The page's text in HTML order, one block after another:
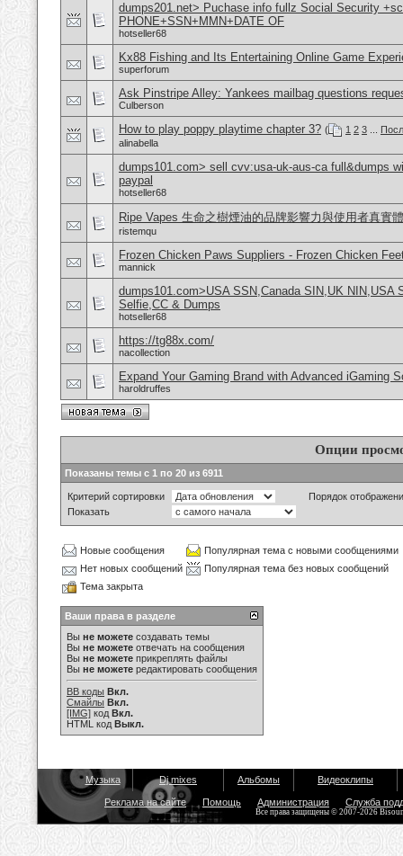
dumps201.net> Puchase info fullz Social Security
PHONE+SSN+MMN+DATE OF
hotseller68
Kx88 Fishing and Its Entertaining Online Game
superforum
Ask Pinstripe Alley: Yankees mailbag questions
Culberson
How to play poppy playtime chapter 3? ( 1 2 3
alinabella
dumps101.com> sell cvv:usa-uk-aus-ca full&dumps
paypal
hotseller68
Ripe Vapes 生命之樹煙油的品牌影響力與使用者真實
ristemqu
Frozen Chicken Paws Suppliers - Frozen Chicken
mannick
dumps101.com>USA SSN,Canada SIN,UK NIN,USA
Selfie,CC & Dumps
hotseller68
https://tg88x.com/
nacollection
Expand Your Gaming Brand with Advanced iGaming
haroldruffes
Опции
Показаны темы с 1 по 20 из 6911
Критерий сортировки
Порядок
Показать
Новые сообщения
Популярная тема с новыми сообщениями
Нет новых сообщений
Популярная тема без новых сообщений
Тема закрыта
Ваши права в разделе
Вы не можете создавать темы
Вы не можете отвечать на сообщения
Вы не можете прикреплять файлы
Вы не можете редактировать сообщения
BB коды Вкл.
Смайлы Вкл.
[IMG] код Вкл.
HTML код Выкл.
Музыка Dj mixes Альбомы Видеоклипы
Реклама на сайте Помощь Администрация Служба
Все права защищены © 2007-2026